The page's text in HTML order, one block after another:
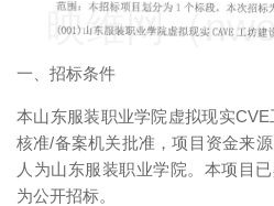
一、招标条件
本山东服装职业学院虚拟现实
核准/备案机关批准，项目资金来
人为山东服装职业学院。本项目
为公开招标。
映维网（